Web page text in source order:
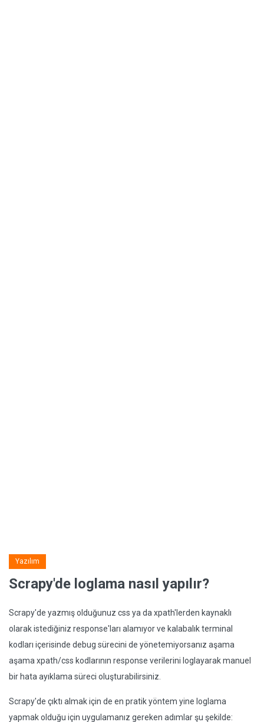
Yazılım
Scrapy'de loglama nasıl yapılır?
Scrapy'de yazmış olduğunuz css ya da xpath'lerden kaynaklı
olarak istediğiniz response'ları alamıyor ve kalabalık terminal
kodları içerisinde debug sürecini de yönetemiyorsanız aşama
aşama xpath/css kodlarının response verilerini loglayarak manuel
bir hata ayıklama süreci oluşturabilirsiniz.
Scrapy'de çıktı almak için de en pratik yöntem yine loglama
yapmak olduğu için uygulamanız gereken adımlar şu şekilde: